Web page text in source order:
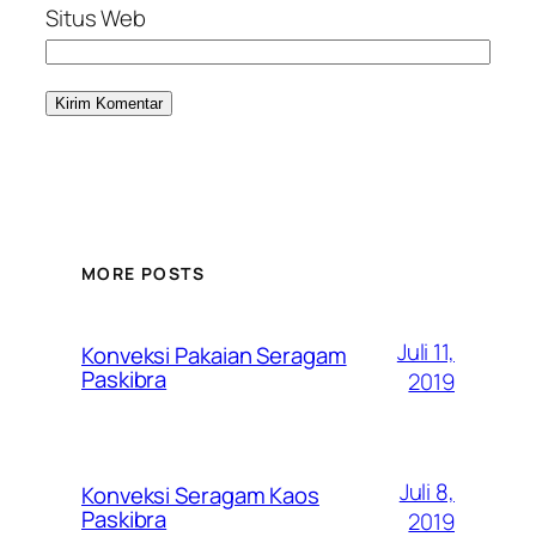
Situs Web
MORE POSTS
Konveksi Pakaian Seragam
Paskibra
Juli 11,
2019
Konveksi Seragam Kaos
Paskibra
Juli 8,
2019